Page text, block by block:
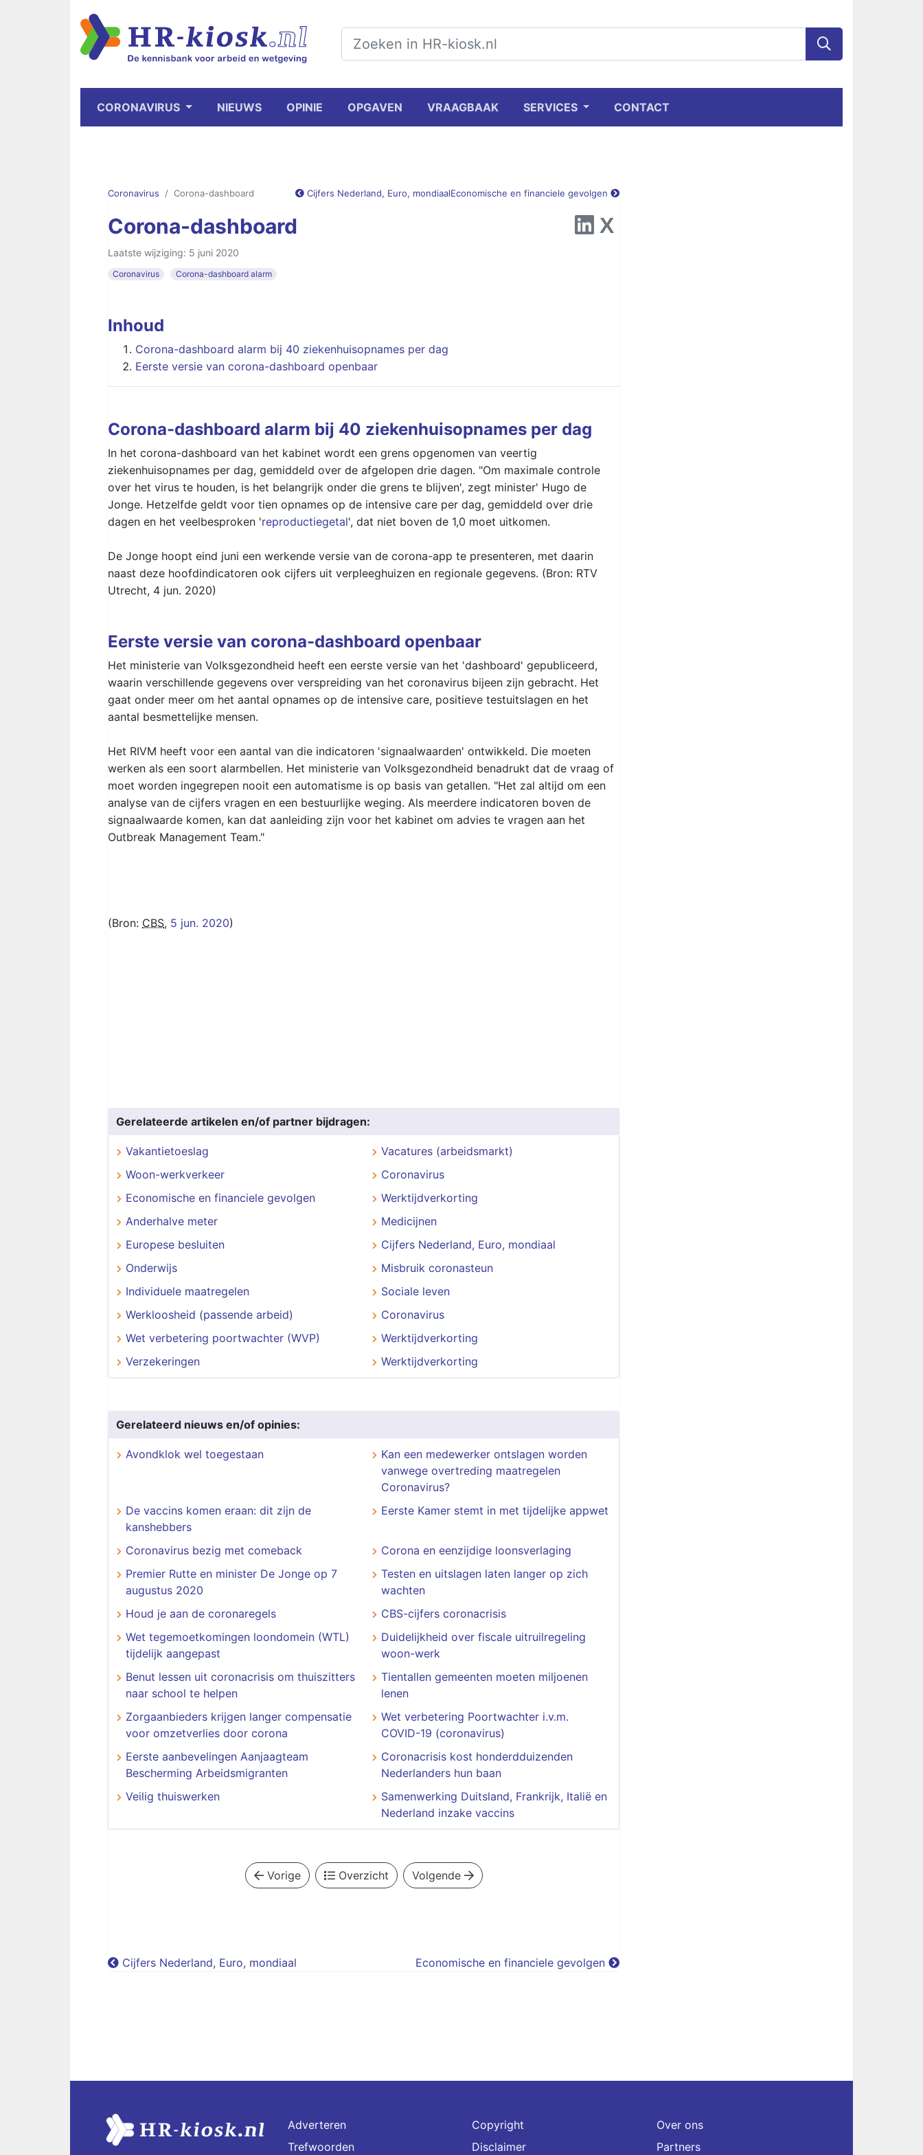
CORONAVIRUS NIEUWS OPINIE OPGAVEN VRAAGBAAK SERVICES CONTACT
Coronavirus Corona-dashboard Cijfers Nederland, Euro, mondiaalEconomische en financiele gevolgen
Corona-dashboard
Laatste wijziging: 5 juni 2020
Coronavirus Corona-dashboard alarm
Inhoud
Corona-dashboard alarm bij 40 ziekenhuisopnames per dag
Eerste versie van corona-dashboard openbaar
Corona-dashboard alarm bij 40 ziekenhuisopnames per dag
In het corona-dashboard van het kabinet wordt een grens opgenomen van veertig
ziekenhuisopnames per dag, gemiddeld over de afgelopen drie dagen. "Om maximale controle
over het virus te houden, is het belangrijk onder die grens te blijven', zegt minister' Hugo de
Jonge. Hetzelfde geldt voor tien opnames op de intensive care per dag, gemiddeld over drie
dagen en het veelbesproken 'reproductiegetal', dat niet boven de 1,0 moet uitkomen.
De Jonge hoopt eind juni een werkende versie van de corona-app te presenteren, met daarin
naast deze hoofdindicatoren ook cijfers uit verpleeghuizen en regionale gegevens. (Bron: RTV
Utrecht, 4 jun. 2020)
Eerste versie van corona-dashboard openbaar
Het ministerie van Volksgezondheid heeft een eerste versie van het 'dashboard' gepubliceerd,
waarin verschillende gegevens over verspreiding van het coronavirus bijeen zijn gebracht. Het
gaat onder meer om het aantal opnames op de intensive care, positieve testuitslagen en het
aantal besmettelijke mensen.
Het RIVM heeft voor een aantal van die indicatoren 'signaalwaarden' ontwikkeld. Die moeten
werken als een soort alarmbellen. Het ministerie van Volksgezondheid benadrukt dat de vraag of
moet worden ingegrepen nooit een automatisme is op basis van getallen. "Het zal altijd om een
analyse van de cijfers vragen en een bestuurlijke weging. Als meerdere indicatoren boven de
signaalwaarde komen, kan dat aanleiding zijn voor het kabinet om advies te vragen aan het
Outbreak Management Team."
(Bron: CBS, 5 jun. 2020)
Gerelateerde artikelen en/of partner bijdragen:
Vakantietoeslag
Vacatures (arbeidsmarkt)
Woon-werkverkeer
Coronavirus
Economische en financiele gevolgen
Werktijdverkorting
Anderhalve meter
Medicijnen
Europese besluiten
Cijfers Nederland, Euro, mondiaal
Onderwijs
Misbruik coronasteun
Individuele maatregelen
Sociale leven
Werkloosheid (passende arbeid)
Coronavirus
Wet verbetering poortwachter (WVP)
Werktijdverkorting
Verzekeringen
Werktijdverkorting
Gerelateerd nieuws en/of opinies:
Avondklok wel toegestaan
Kan een medewerker ontslagen worden
vanwege overtreding maatregelen
Coronavirus?
De vaccins komen eraan: dit zijn de
kanshebbers
Eerste Kamer stemt in met tijdelijke appwet
Coronavirus bezig met comeback
Corona en eenzijdige loonsverlaging
Premier Rutte en minister De Jonge op 7
augustus 2020
Testen en uitslagen laten langer op zich
wachten
Houd je aan de coronaregels
CBS-cijfers coronacrisis
Wet tegemoetkomingen loondomein (WTL)
tijdelijk aangepast
Duidelijkheid over fiscale uitruilregeling
woon-werk
Benut lessen uit coronacrisis om thuiszitters
naar school te helpen
Tientallen gemeenten moeten miljoenen
lenen
Zorgaanbieders krijgen langer compensatie
voor omzetverlies door corona
Wet verbetering Poortwachter i.v.m.
COVID-19 (coronavirus)
Eerste aanbevelingen Aanjaagteam
Bescherming Arbeidsmigranten
Coronacrisis kost honderdduizenden
Nederlanders hun baan
Veilig thuiswerken
Samenwerking Duitsland, Frankrijk, Italië en
Nederland inzake vaccins
Vorige Overzicht Volgende
Cijfers Nederland, Euro, mondiaal Economische en financiele gevolgen
Adverteren
Trefwoorden
Copyright
Disclaimer
Over ons
Partners